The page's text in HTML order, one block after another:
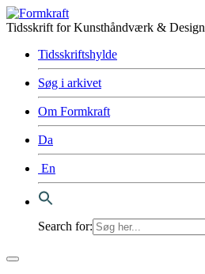
Tidsskrift for Kunsthåndværk & Design
Tidsskriftshylde
Søg i arkivet
Om Formkraft
Da
En
Search for: